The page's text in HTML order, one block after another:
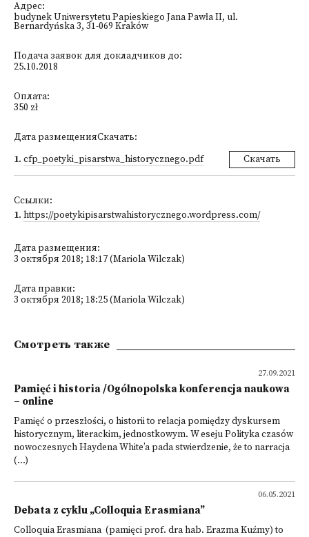
Адрес:
budynek Uniwersytetu Papieskiego Jana Pawła II, ul.
Bernardyńska 3, 31-069 Kraków
Подача заявок для докладчиков до:
25.10.2018
Оплата:
350 zł
Дата размещенияСкачать:
1. cfp_poetyki_pisarstwa_historycznego.pdf Скачать
Ссылки:
1. https://poetykipisarstwahistorycznego.wordpress.com/
Дата размещения:
3 октября 2018; 18:17 (Mariola Wilczak)
Дата правки:
3 октября 2018; 18:25 (Mariola Wilczak)
Смотреть также
27.09.2021
Pamięć i historia /Ogólnopolska konferencja naukowa
– online
Pamięć o przeszłości, o historii to relacja pomiędzy dyskursem
historycznym, literackim, jednostkowym. W eseju Polityka czasów
nowoczesnych Haydena White’a pada stwierdzenie, że to narracja
(...)
06.05.2021
Debata z cyklu „Colloquia Erasmiana”
Colloquia Erasmiana (pamięci prof. dra hab. Erazma Kuźmy) to